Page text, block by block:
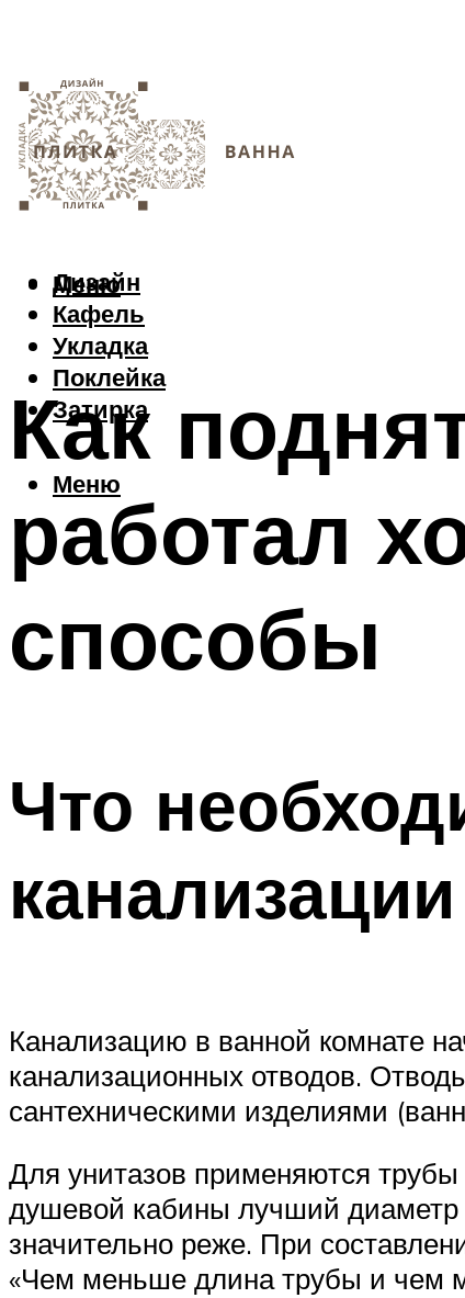
Дизайн
Кафель
Укладка
Поклейка
Затирка
Меню
Меню
Как
работал
способы
Что
Канализацию в ванной комнате
канализационных отводов.
сантехническими изделиями
Для унитазов применяются
душевой кабины лучший
значительно реже. При
«Чем меньше длина трубы и чем